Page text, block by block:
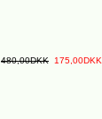
480,00DKK 175,00DKK